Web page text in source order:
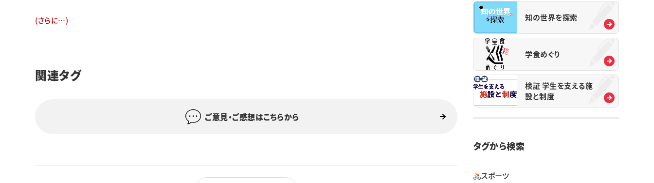
(さらに…)
関連タグ
ご意見・ご感想はこちらから
知の世界を探索
学食めぐり
検証 学生を支える施
設と制度
タグから検索
スポーツ